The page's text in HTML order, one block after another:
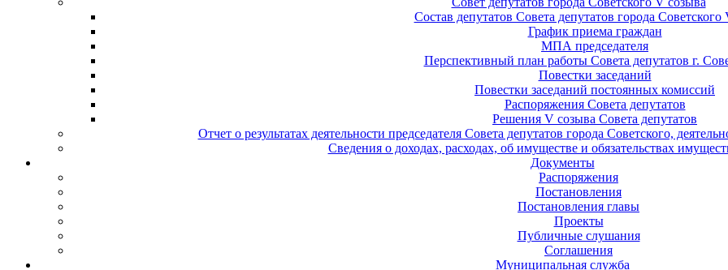
Состав депутатов Совета депутатов города Советского
График приема граждан
МПА председателя
Перспективный план работы Совета депутатов г.
Повестки заседаний
Повестки заседаний постоянных комиссий
Распоряжения Совета депутатов
Решения V созыва Совета депутатов
Отчет о результатах деятельности председателя Совета депутатов города Советского,
Сведения о доходах, расходах, об имуществе и обязательствах
Документы
Распоряжения
Постановления
Постановления главы
Проекты
Публичные слушания
Соглашения
Муниципальная служба